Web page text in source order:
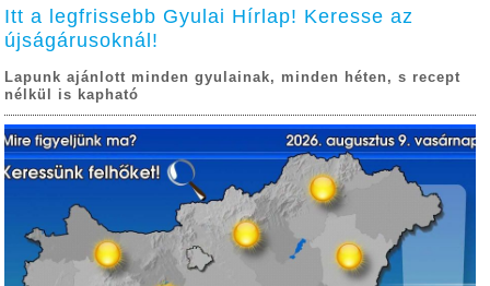
Itt a legfrissebb Gyulai Hírlap! Keresse az
újságárusoknál!
Lapunk ajánlott minden gyulainak, minden héten, s recept
nélkül is kapható